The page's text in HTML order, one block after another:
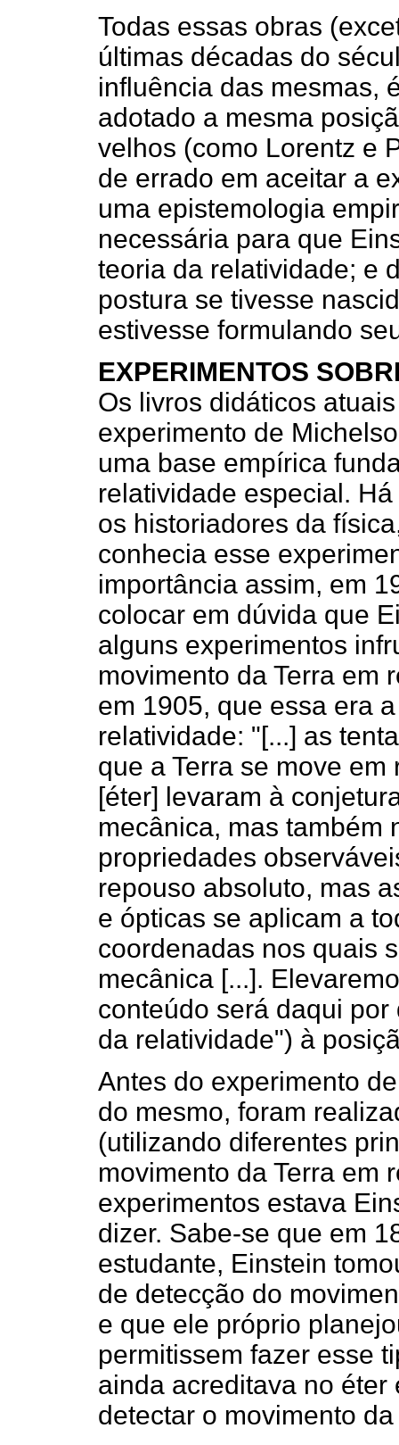
Todas essas obras
últimas décadas do
influência das mesmas,
adotado a mesma
velhos (como Lorentz e
de errado em aceitar a
uma epistemologia
necessária para que
teoria da relatividade; e
postura se tivesse
estivesse formulando
EXPERIMENTOS
Os livros didáticos
experimento de
uma base empírica
relatividade especial.
os historiadores da
conhecia esse
importância assim, em
colocar em dúvida que
alguns experimentos
movimento da Terra em
em 1905, que essa era
relatividade: "[...] as
que a Terra se move
[éter] levaram à
mecânica, mas também
propriedades
repouso absoluto, mas
e ópticas se aplicam a
coordenadas nos quais
mecânica [...].
conteúdo será daqui
da relatividade") à
Antes do experimento
do mesmo, foram
(utilizando diferentes
movimento da Terra em
experimentos estava
dizer. Sabe-se que em
estudante, Einstein
de detecção do
e que ele próprio
permitissem fazer esse
ainda acreditava no
detectar o movimento